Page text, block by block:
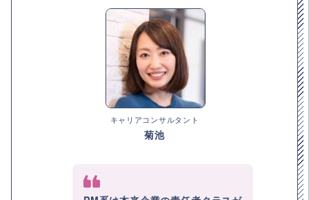
キャリアコンサルタント
菊池